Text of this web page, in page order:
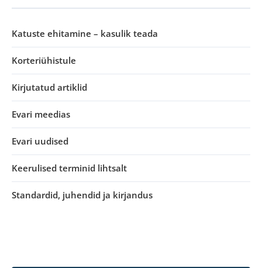
Katuste ehitamine – kasulik teada
Korteriühistule
Kirjutatud artiklid
Evari meedias
Evari uudised
Keerulised terminid lihtsalt
Standardid, juhendid ja kirjandus